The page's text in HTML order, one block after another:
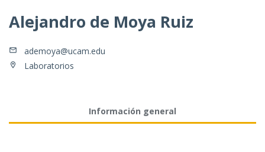
Alejandro de Moya Ruiz
ademoya@ucam.edu
Laboratorios
Información general